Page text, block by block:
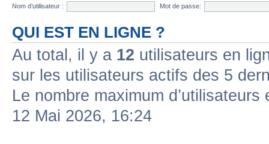
Nom d’utilisateur :
Mot de passe:
QUI EST EN LIGNE ?
Au total, il y a 12 utilisateurs en
sur les utilisateurs actifs des 5
Le nombre maximum
12 Mai 2026, 16:24